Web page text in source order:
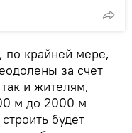
по крайней мере,
за счет
и жителям,
м до 2000 м
будет